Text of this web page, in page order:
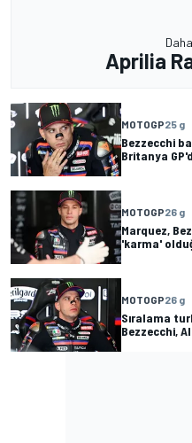
Aprilia
MOTOGP25 g
Bezzecchi
Britanya
MOTOGP26 g
Marquez,
'karma'
MOTOGP26 g
Sıralama
Bezzecchi,